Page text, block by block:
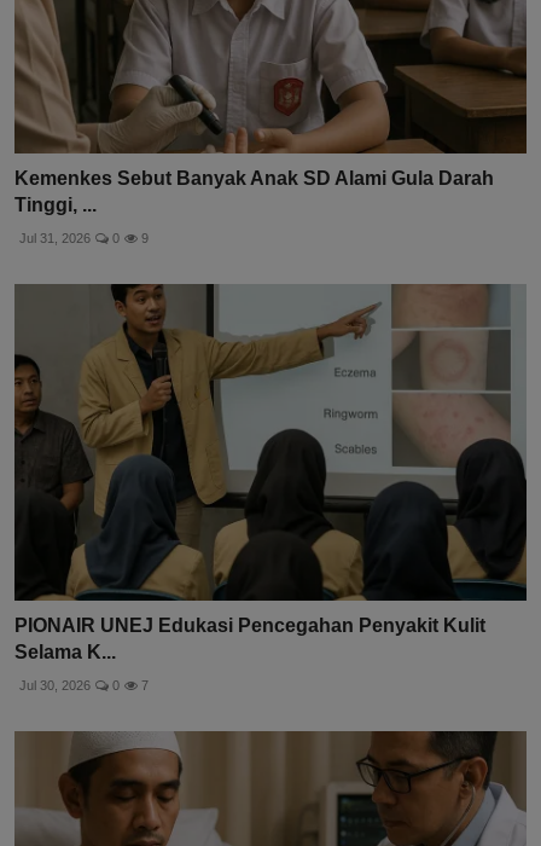
Kemenkes Sebut Banyak Anak SD Alami Gula Darah
Tinggi, ...
Jul 31, 2026 0 9
PIONAIR UNEJ Edukasi Pencegahan Penyakit Kulit
Selama K...
Jul 30, 2026 0 7